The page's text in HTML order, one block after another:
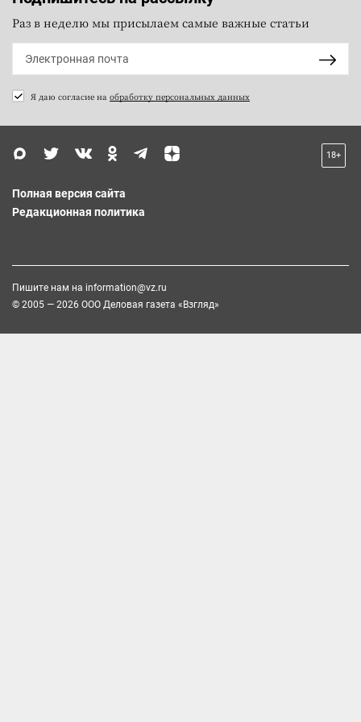
Раз в неделю мы присылаем самые важные статьи
Я даю согласие на обработку персональных данных
18+
Полная версия сайта
Редакционная политика
Пишите нам на information@vz.ru
© 2005 — 2026 ООО Деловая газета «Взгляд»